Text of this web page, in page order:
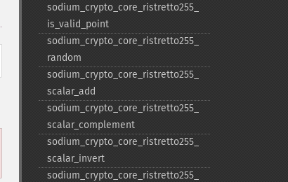
sodium_​crypto_​core_​ristretto255_​
is_​valid_​point
sodium_​crypto_​core_​ristretto255_​
random
sodium_​crypto_​core_​ristretto255_​
scalar_​add
sodium_​crypto_​core_​ristretto255_​
scalar_​complement
sodium_​crypto_​core_​ristretto255_​
scalar_​invert
sodium_​crypto_​core_​ristretto255_​